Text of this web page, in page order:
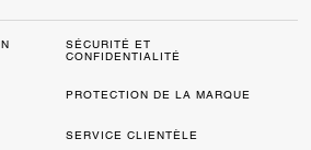
SÉCURITÉ ET
CONFIDENTIALITÉ
PROTECTION DE LA MARQUE
SERVICE CLIENTÈLE